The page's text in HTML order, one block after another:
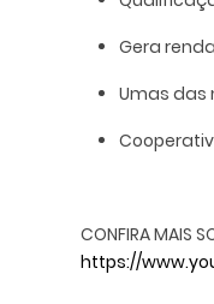
Gera
Umas das
CONFIRA MAIS
https://